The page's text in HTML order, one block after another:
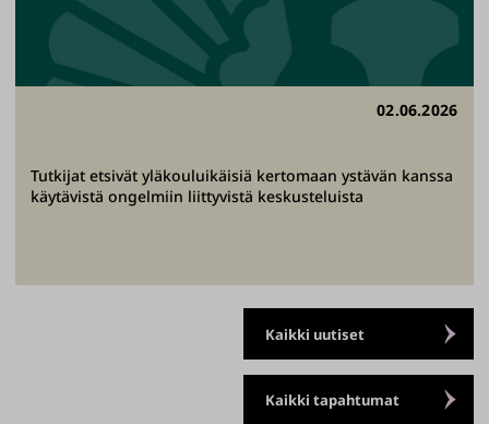
02.06.2026
Tutkijat etsivät yläkouluikäisiä kertomaan ystävän kanssa
käytävistä ongelmiin liittyvistä keskusteluista
Kaikki uutiset
Kaikki tapahtumat